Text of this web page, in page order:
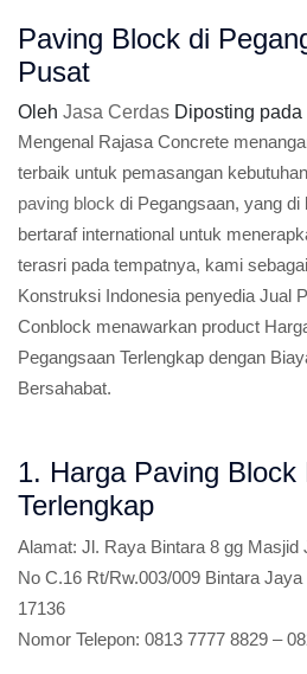
Paving Block di
Pusat
Oleh Jasa Cerdas Diposting pada
Mengenal Rajasa Concrete
terbaik untuk pemasangan
paving block di Pegangsaan, yang di
bertaraf international untuk
terasri pada tempatnya, kami
Konstruksi Indonesia penyedia Jual
Conblock menawarkan product
Pegangsaan Terlengkap dengan
Bersahabat.
1. Harga Paving Block
Terlengkap
Alamat: Jl. Raya Bintara 8 gg Masjid
No C.16 Rt/Rw.003/009 Bintara
17136
Nomor Telepon: 0813 7777 8829 –